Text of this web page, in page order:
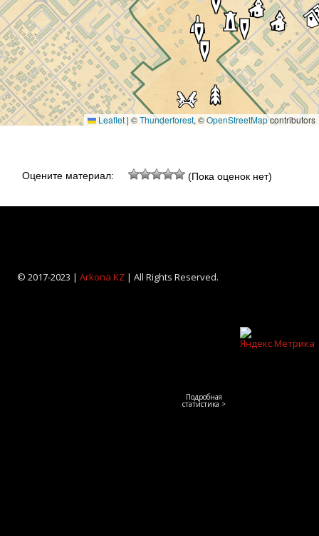
Leaflet | ©Thunderforest, ©OpenStreetMapcontributors
Оцените материал: (Пока оценок нет)
© 2017-2023 | Arkona KZ| All Rights Reserved.
Подробная
статистика >